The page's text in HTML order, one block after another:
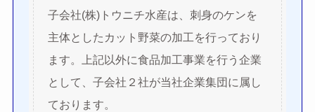
子会社(株)トウニチ水産は、刺身のケンを
主体としたカット野菜の加工を行っており
ます。上記以外に食品加工事業を行う企業
として、子会社２社が当社企業集団に属し
ております。